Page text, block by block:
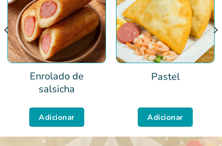
Enrolado de
salsicha
Adicionar
Pastel
Adicionar